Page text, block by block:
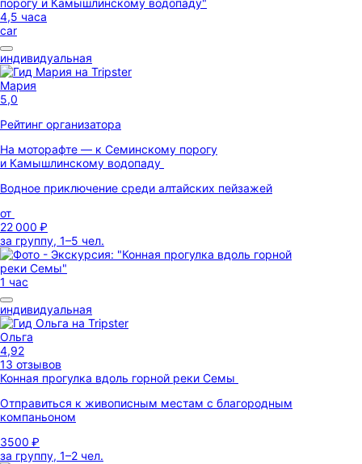
4,5 часа
car
индивидуальная
Мария
5,0
Рейтинг организатора
На моторафте — к Семинскому порогу
и Камышлинскому водопаду
Водное приключение среди алтайских пейзажей
от
22 000 ₽
за группу, 1–5 чел.
1 час
индивидуальная
Ольга
4,92
13 отзывов
Конная прогулка вдоль горной реки Семы
Отправиться к живописным местам с благородным
компаньоном
3500 ₽
за группу, 1–2 чел.